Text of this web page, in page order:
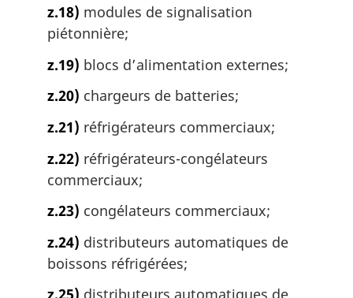
z.18) modules de signalisation
piétonnière;
z.19) blocs d’alimentation externes;
z.20) chargeurs de batteries;
z.21) réfrigérateurs commerciaux;
z.22) réfrigérateurs-congélateurs
commerciaux;
z.23) congélateurs commerciaux;
z.24) distributeurs automatiques de
boissons réfrigérées;